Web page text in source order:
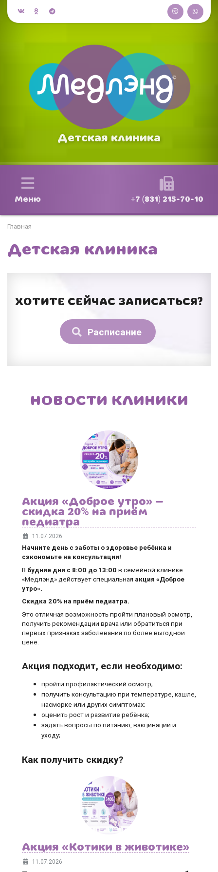
Детская клиника
Меню +7 (831) 215-70-10
Главная
Детская клиника
ХОТИТЕ СЕЙЧАС ЗАПИСАТЬСЯ?
Расписание
НОВОСТИ КЛИНИКИ
Акция «Доброе утро» —
скидка 20% на приём
педиатра
11.07.2026
Начните день с заботы о здоровье ребёнка и
сэкономьте на консультации!
В будние дни с 8:00 до 13:00 в семейной клинике
«Медлэнд» действует специальная акция «Доброе
утро».
Скидка 20% на приём педиатра.
Это отличная возможность пройти плановый осмотр,
получить рекомендации врача или обратиться при
первых признаках заболевания по более выгодной
цене.
Акция подходит, если необходимо:
пройти профилактический осмотр;
получить консультацию при температуре, кашле,
насморке или других симптомах;
оценить рост и развитие ребёнка;
задать вопросы по питанию, вакцинации и
уходу;
Как получить скидку?
Акция «Котики в животике»
11.07.2026